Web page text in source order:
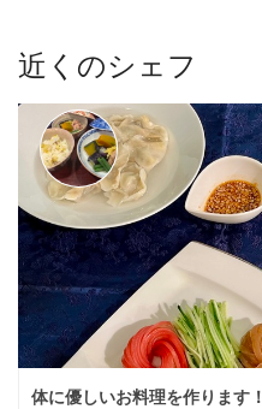
近くのシェフ
体に優しいお料理を作ります！